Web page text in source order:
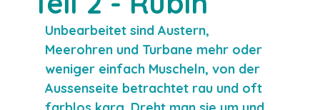
Unbearbeitet sind Austern,
Meerohren und Turbane mehr oder
weniger einfach Muscheln, von der
Aussenseite betrachtet rau und oft